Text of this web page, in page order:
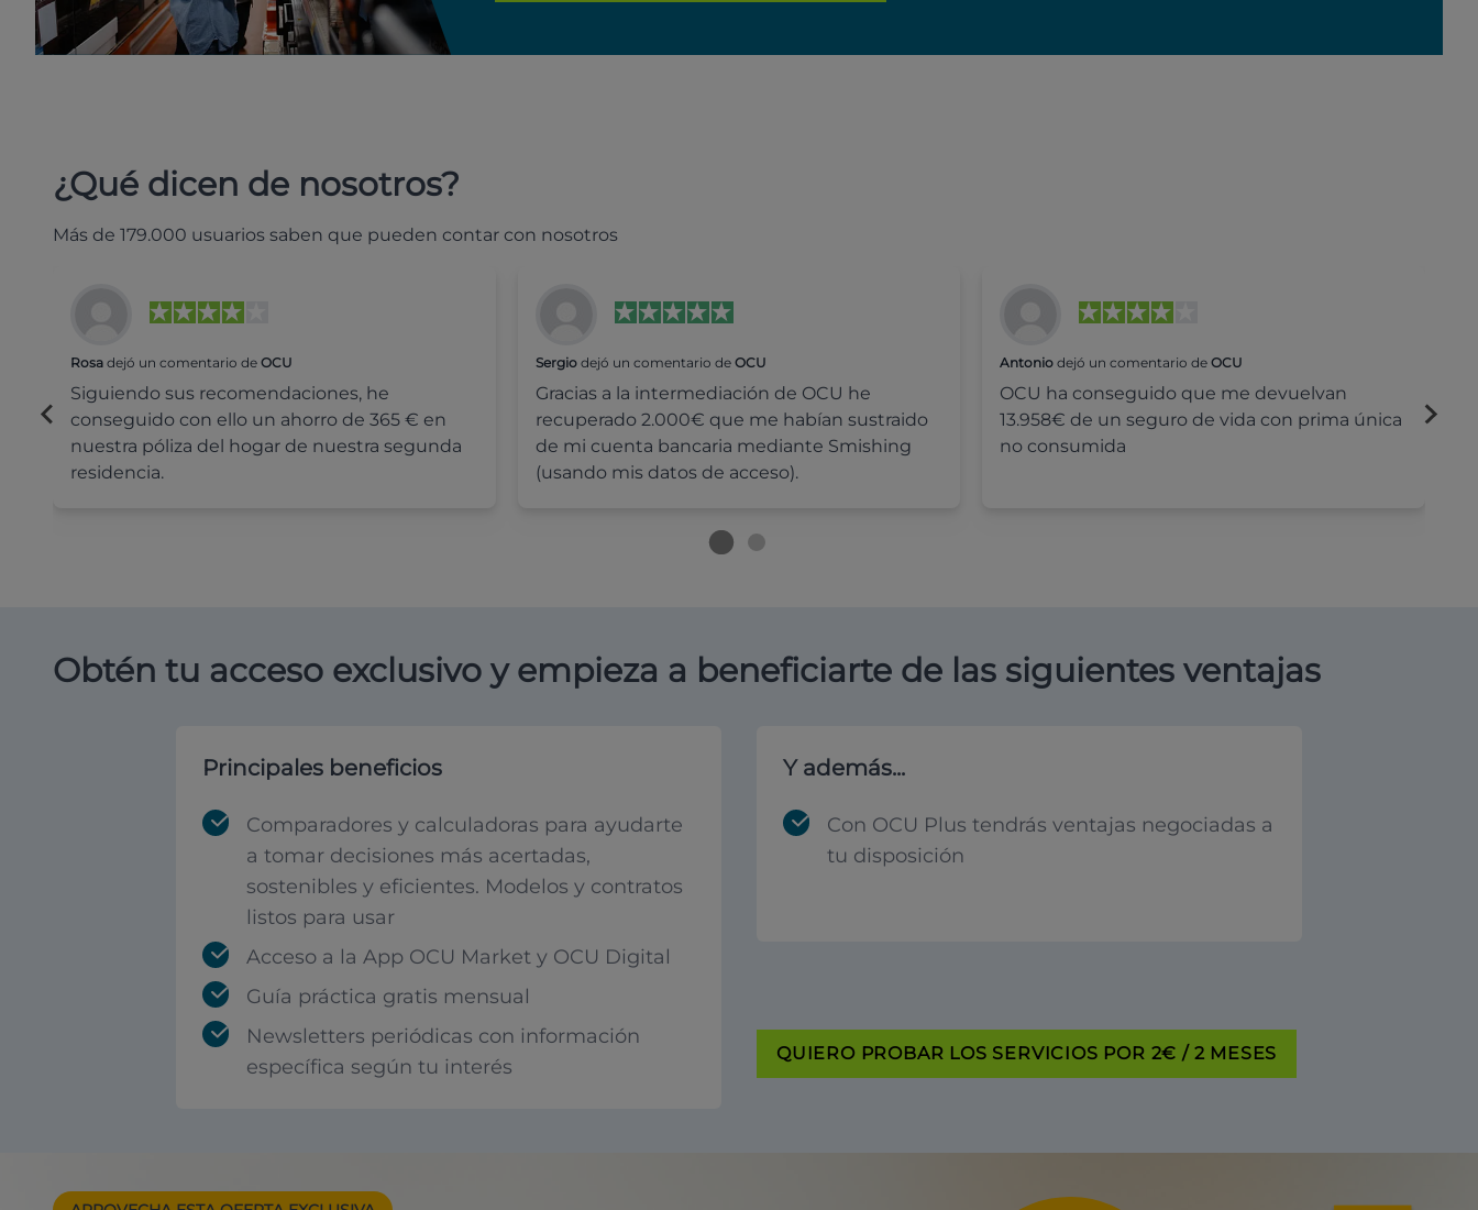
¿Qué dicen de nosotros?
Más de 179.000 usuarios saben que pueden contar con nosotros
Rosa dejó un comentario de OCU
Siguiendo sus recomendaciones, he
conseguido con ello un ahorro de 365 € en
nuestra póliza del hogar de nuestra segunda
residencia.
Sergiodejó un comentario de OCU
Gracias a la intermediación de OCU he
recuperado 2.000€ que me habían sustraido
de mi cuenta bancaria mediante Smishing
(usando mis datos de acceso).
Antonio dejó un comentario deOCU
OCU ha conseguido que me devuelvan
13.958€ de un seguro de vida con prima única
no consumida
Obtén tu acceso exclusivo y empieza a beneficiarte de las siguientes ventajas
Principales beneficios
Comparadores y calculadoras para ayudarte
a tomar decisiones más acertadas,
sostenibles y eficientes. Modelos y contratos
listos para usar
Acceso a la App OCU Market y OCU Digital
Guía práctica gratis mensual
Newsletters periódicas con información
específica según tu interés
Y además...
Con OCU Plus tendrás ventajas negociadas a
tu disposición
QUIERO PROBAR LOS SERVICIOS POR 2€ / 2 MESES